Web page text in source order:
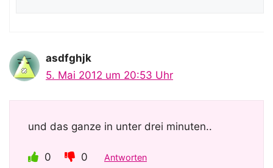
asdfghjk
5. Mai 2012 um 20:53 Uhr
und das ganze in unter drei minuten..
0 0 Antworten